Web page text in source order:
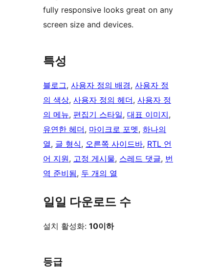
fully responsive looks great on any
screen size and devices.
특성
블로그, 사용자 정의 배경, 사용자 정
의 색상, 사용자 정의 헤더, 사용자 정
의 메뉴, 편집기 스타일, 대표 이미지
유연한 헤더, 마이크로 포멧, 하나의
열, 글 형식, 오른쪽 사이드바, RTL 언
어 지원, 고정 게시물, 스레드 댓글, 번
역 준비됨, 두 개의 열
일일 다운로드 수
설치 활성화: 10이하
등급